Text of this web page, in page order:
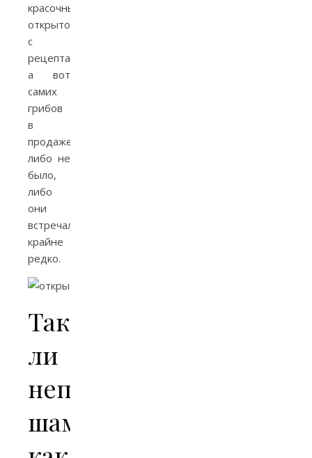
красочных
открыток
с
рецептами,
а вот
самих
грибов
в
продаже
либо не
было,
либо
они
встречались
крайне
редко.
Так
ли
неприхотлив
шампиньон,